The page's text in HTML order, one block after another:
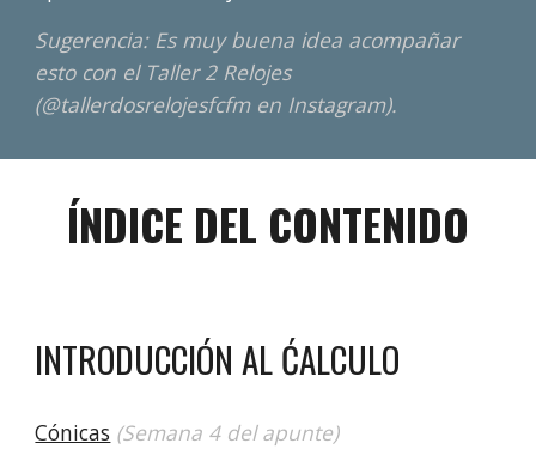
Sugerencia: Es muy buena idea acompañar
esto con el Taller 2 Relojes
(@tallerdosrelojesfcfm en Instagram).
ÍNDICE DEL CONTENIDO
INTRODUCCIÓN ALĆALCULO
Cónicas (Semana 4 del apunte)